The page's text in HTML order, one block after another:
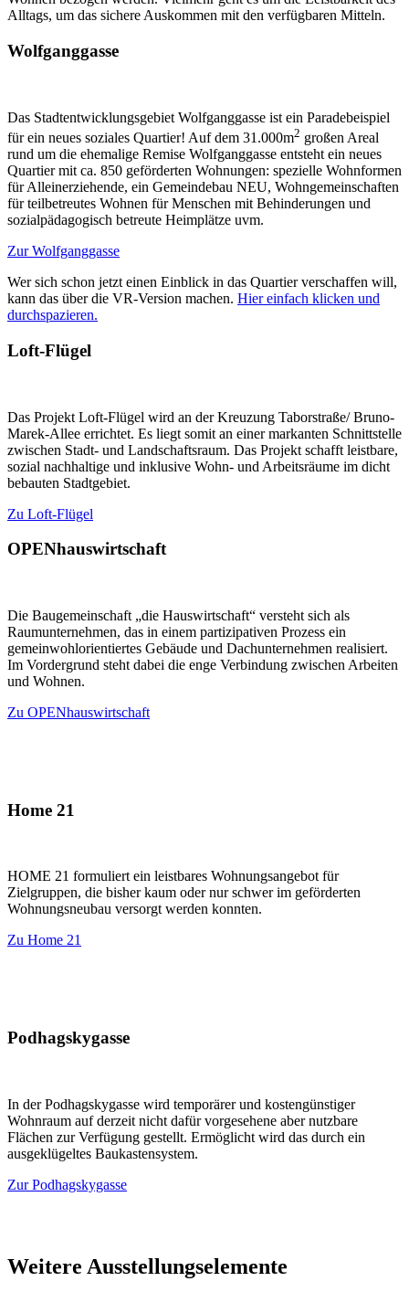
Alltags, um das sichere Auskommen mit den verfügbaren Mitteln.
Wolfganggasse
Das Stadtentwicklungsgebiet Wolfganggasse ist ein Paradebeispiel
für ein neues soziales Quartier! Auf dem 31.000m2 großen Areal
rund um die ehemalige Remise Wolfganggasse entsteht ein neues
Quartier mit ca. 850 geförderten Wohnungen: spezielle Wohnformen
für Alleinerziehende, ein Gemeindebau NEU, Wohngemeinschaften
für teilbetreutes Wohnen für Menschen mit Behinderungen und
sozialpädagogisch betreute Heimplätze uvm.
Zur Wolfganggasse
Wer sich schon jetzt einen Einblick in das Quartier verschaffen will,
kann das über die VR-Version machen. Hier einfach klicken und
durchspazieren.
Loft-Flügel
Das Projekt Loft-Flügel wird an der Kreuzung Taborstraße/ Bruno-
Marek-Allee errichtet. Es liegt somit an einer markanten Schnittstelle
zwischen Stadt- und Landschaftsraum. Das Projekt schafft leistbare,
sozial nachhaltige und inklusive Wohn- und Arbeitsräume im dicht
bebauten Stadtgebiet.
Zu Loft-Flügel
OPENhauswirtschaft
Die Baugemeinschaft „die Hauswirtschaft“ versteht sich als
Raumunternehmen, das in einem partizipativen Prozess ein
gemeinwohlorientiertes Gebäude und Dachunternehmen realisiert.
Im Vordergrund steht dabei die enge Verbindung zwischen Arbeiten
und Wohnen.
Zu OPENhauswirtschaft
Home 21
HOME 21 formuliert ein leistbares Wohnungsangebot für
Zielgruppen, die bisher kaum oder nur schwer im geförderten
Wohnungsneubau versorgt werden konnten.
Zu Home 21
Podhagskygasse
In der Podhagskygasse wird temporärer und kostengünstiger
Wohnraum auf derzeit nicht dafür vorgesehene aber nutzbare
Flächen zur Verfügung gestellt. Ermöglicht wird das durch ein
ausgeklügeltes Baukastensystem.
Zur Podhagskygasse
Weitere Ausstellungselemente